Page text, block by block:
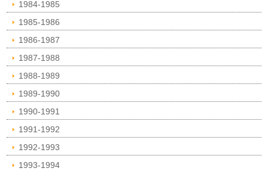
1984-1985
1985-1986
1986-1987
1987-1988
1988-1989
1989-1990
1990-1991
1991-1992
1992-1993
1993-1994